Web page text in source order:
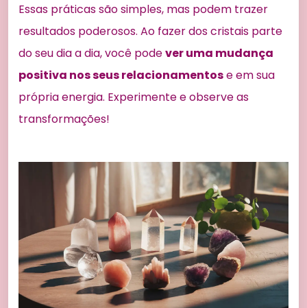
Essas práticas são simples, mas podem trazer
resultados poderosos. Ao fazer dos cristais parte
do seu dia a dia, você podever uma mudança
positiva nos seus relacionamentose em sua
própria energia. Experimente e observe as
transformações!